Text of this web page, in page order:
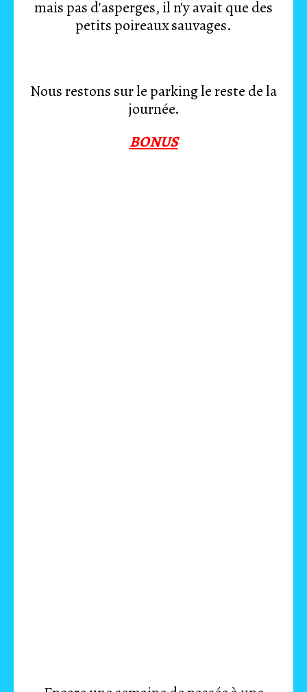
mais pas d'asperges, il n'y avait que des
petits poireaux sauvages.
Nous restons sur le parking le reste de la
journée.
BONUS